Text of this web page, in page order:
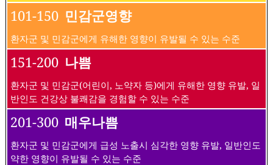
101-150 민감군영향
환자군 및 민감군에게 유해한 영향이 유발될 수 있는 수준
151-200 나쁨
환자군 및 민감군(어린이, 노약자 등)에게 유해한 영향 유발, 일
반인도 건강상 불쾌감을 경험할 수 있는 수준
201-300 매우나쁨
환자군 및 민감군에게 급성 노출시 심각한 영향 유발, 일반인도
약한 영향이 유발될 수 있는 수준